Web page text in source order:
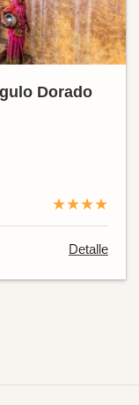
Dorado
★★★★
Detalle